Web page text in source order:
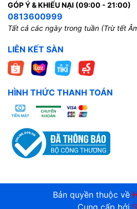
GÓP Ý & KHIẾU NẠI (09:00 - 21:00)
0813600999
Tất cả các ngày trong tuần (Trừ tết
LIÊN KẾT SÀN
HÌNH THỨC THANH TOÁN
Bản quyền thuộc về